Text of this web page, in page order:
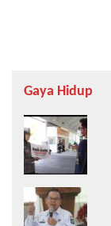
Gaya Hidup